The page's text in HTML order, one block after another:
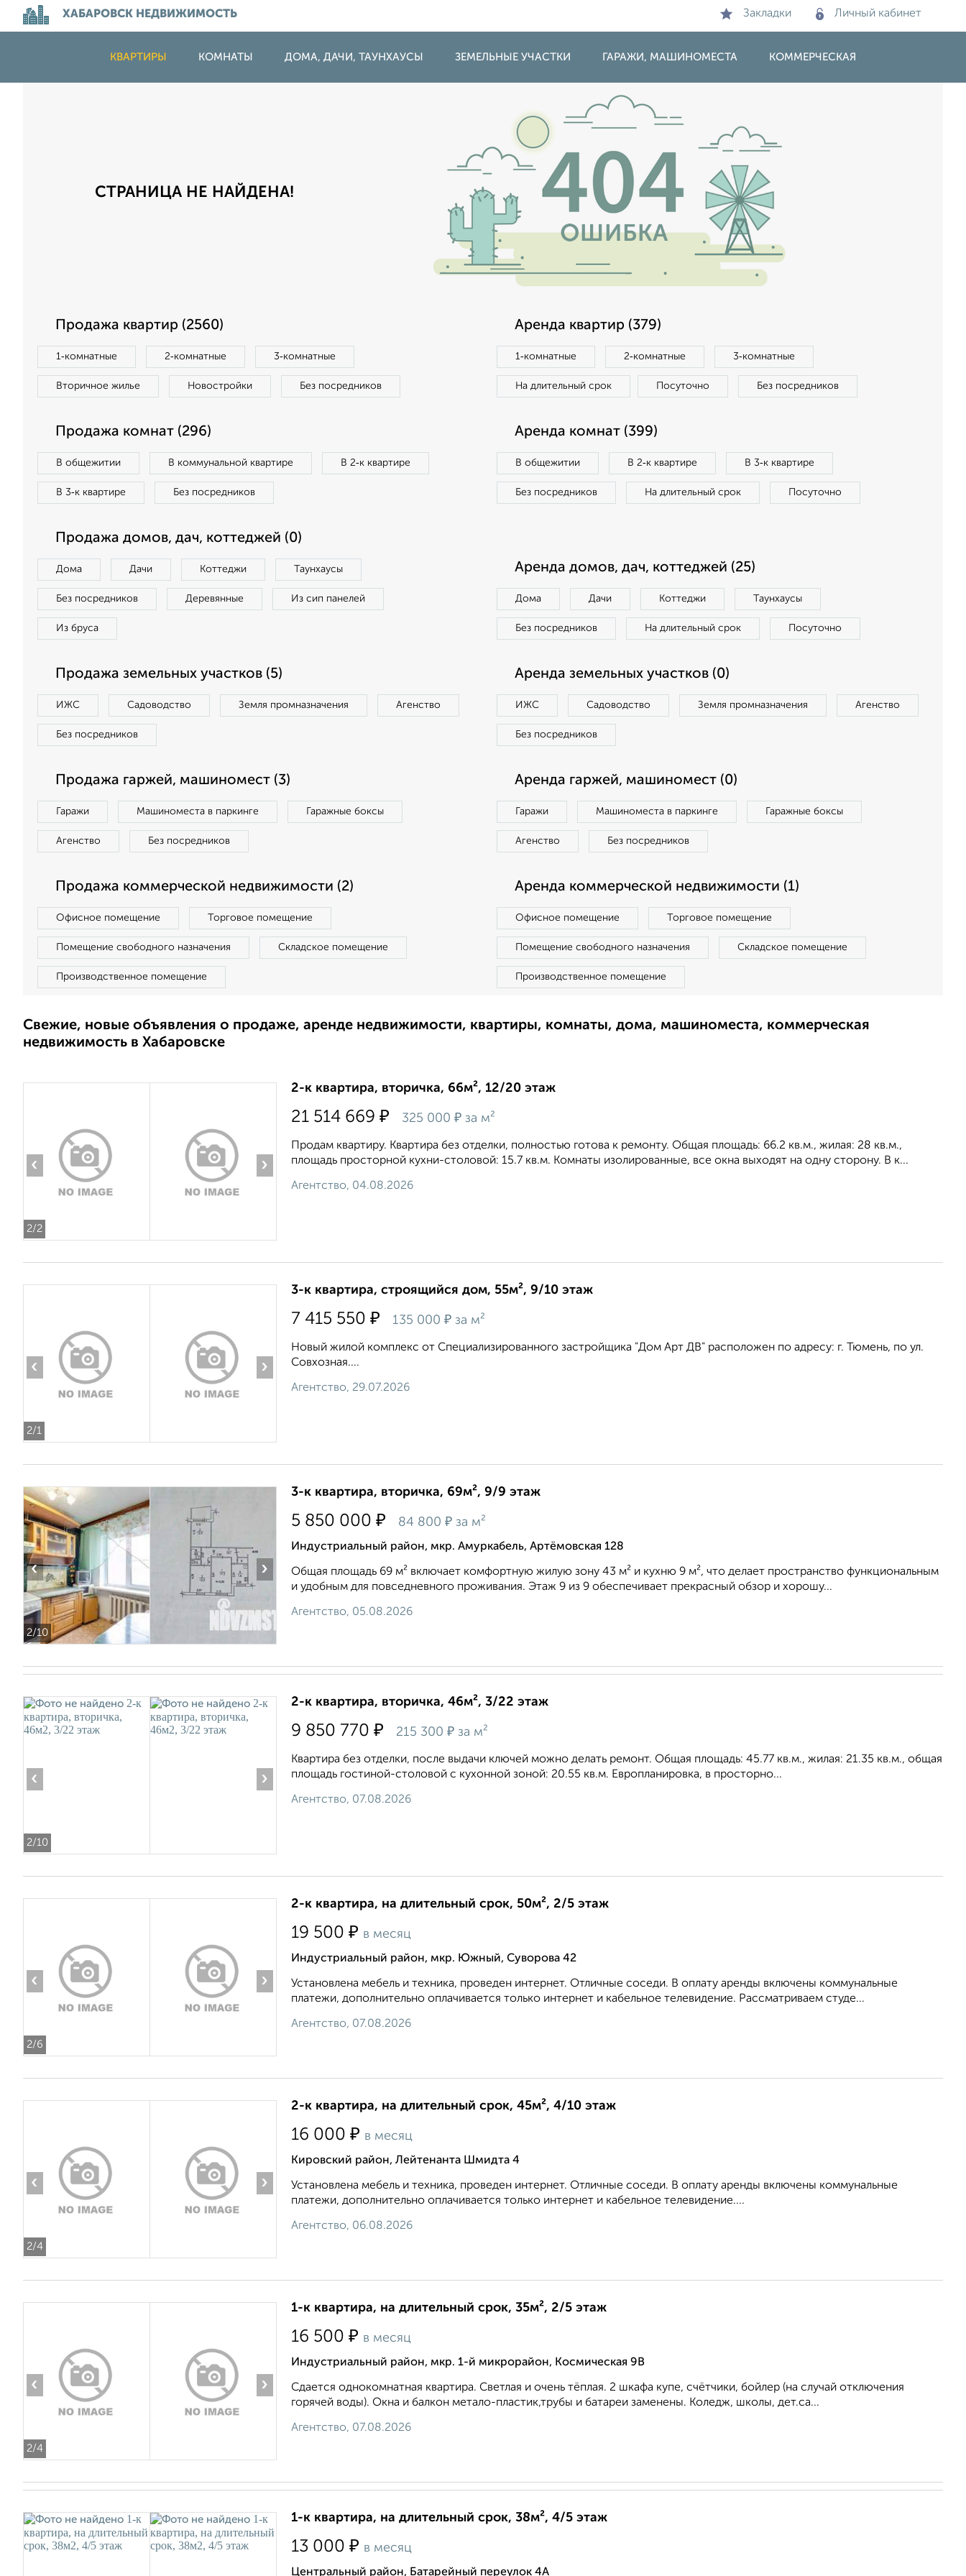
ХАБАРОВСК НЕДВИЖИМОСТЬ Закладки Личный кабинет
КВАРТИРЫ КОМНАТЫ ДОМА, ДАЧИ, ТАУНХАУСЫ ЗЕМЕЛЬНЫЕ УЧАСТКИ ГАРАЖИ, МАШИНОМЕСТА КОММЕРЧЕСКАЯ
СТРАНИЦА НЕ НАЙДЕНА!
Продажа квартир (2560)
1‑комнатные 2‑комнатные 3‑комнатные
Вторичное жилье Новостройки Без посредников
Аренда квартир (379)
1‑комнатные 2‑комнатные 3‑комнатные
На длительный срок Посуточно Без посредников
Продажа комнат (296)
В общежитии В коммунальной квартире В 2‑к квартире
В 3‑к квартире Без посредников
Аренда комнат (399)
В общежитии В 2‑к квартире В 3‑к квартире
Без посредников На длительный срок Посуточно
Продажа домов, дач, коттеджей (0)
Дома Дачи Коттеджи Таунхаусы
Без посредников Деревянные Из сип панелей
Из бруса
Аренда домов, дач, коттеджей (25)
Дома Дачи Коттеджи Таунхаусы
Без посредников На длительный срок Посуточно
Продажа земельных участков (5)
ИЖС Садоводство Земля промназначения Агенство
Без посредников
Аренда земельных участков (0)
ИЖС Садоводство Земля промназначения Агенство
Без посредников
Продажа гаржей, машиномест (3)
Гаражи Машиноместа в паркинге Гаражные боксы
Агенство Без посредников
Аренда гаржей, машиномест (0)
Гаражи Машиноместа в паркинге Гаражные боксы
Агенство Без посредников
Продажа коммерческой недвижимости (2)
Офисное помещение Торговое помещение
Помещение свободного назначения Складское помещение
Производственное помещение
Аренда коммерческой недвижимости (1)
Офисное помещение Торговое помещение
Помещение свободного назначения Складское помещение
Производственное помещение
Свежие, новые объявления о продаже, аренде недвижимости, квартиры, комнаты, дома, машиноместа, коммерческая
недвижимость в Хабаровске
2/2
‹ ›
2-к квартира, вторичка, 66м², 12/20 этаж
21 514 669 ₽ 325 000 ₽ за м²
Продам квартиру. Квартира без отделки, полностью готова к ремонту. Общая площадь: 66.2 кв.м., жилая: 28 кв.м.,
площадь просторной кухни-столовой: 15.7 кв.м. Комнаты изолированные, все окна выходят на одну сторону. В к...
Агентство, 04.08.2026
2/1
‹ ›
3-к квартира, строящийся дом, 55м², 9/10 этаж
7 415 550 ₽ 135 000 ₽ за м²
Новый жилой комплекс от Специализированного застройщика "Дом Арт ДВ" расположен по адресу: г. Тюмень, по ул.
Совхозная....
Агентство, 29.07.2026
2/10
‹ ›
3-к квартира, вторичка, 69м², 9/9 этаж
5 850 000 ₽ 84 800 ₽ за м²
Индустриальный район, мкр. Амуркабель, Артёмовская 128
Общая площадь 69 м² включает комфортную жилую зону 43 м² и кухню 9 м², что делает пространство функциональным
и удобным для повседневного проживания. Этаж 9 из 9 обеспечивает прекрасный обзор и хорошу...
Агентство, 05.08.2026
2/10
‹ ›
2-к квартира, вторичка, 46м², 3/22 этаж
9 850 770 ₽ 215 300 ₽ за м²
Квартира без отделки, после выдачи ключей можно делать ремонт. Общая площадь: 45.77 кв.м., жилая: 21.35 кв.м., общая
площадь гостиной-столовой с кухонной зоной: 20.55 кв.м. Европланировка, в просторно...
Агентство, 07.08.2026
2/6
‹ ›
2-к квартира, на длительный срок, 50м², 2/5 этаж
19 500 ₽ в месяц
Индустриальный район, мкр. Южный, Суворова 42
Установлена мебель и техника, проведен интернет. Отличные соседи. В оплату аренды включены коммунальные
платежи, дополнительно оплачивается только интернет и кабельное телевидение. Рассматриваем студе...
Агентство, 07.08.2026
2/4
‹ ›
2-к квартира, на длительный срок, 45м², 4/10 этаж
16 000 ₽ в месяц
Кировский район, Лейтенанта Шмидта 4
Установлена мебель и техника, проведен интернет. Отличные соседи. В оплату аренды включены коммунальные
платежи, дополнительно оплачивается только интернет и кабельное телевидение....
Агентство, 06.08.2026
2/4
‹ ›
1-к квартира, на длительный срок, 35м², 2/5 этаж
16 500 ₽ в месяц
Индустриальный район, мкр. 1-й микрорайон, Космическая 9В
Сдается однокомнатная квартира. Светлая и очень тёплая. 2 шкафа купе, счётчики, бойлер (на случай отключения
горячей воды). Окна и балкон метало-пластик,трубы и батареи заменены. Коледж, школы, дет.са...
Агентство, 07.08.2026
1-к квартира, на длительный срок, 38м², 4/5 этаж
13 000 ₽ в месяц
Центральный район, Батарейный переулок 4А